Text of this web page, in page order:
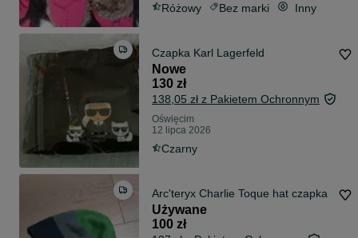
Różowy Bez marki Inny
Czapka Karl Lagerfeld
Nowe
130 zł
138,05 zł z Pakietem Ochronnym
Oświęcim
12 lipca 2026
Czarny
Arc'teryx Charlie Toque hat czapka
Używane
100 zł